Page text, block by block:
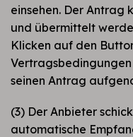
einsehen. Der Antrag
und übermittelt
Klicken auf den
seinen Antrag
(3) Der Anbieter
automatische